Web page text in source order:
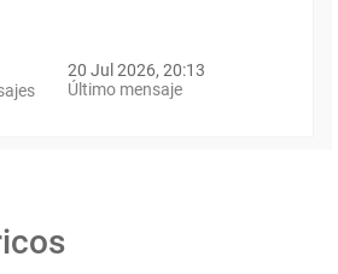
20 Jul 2026, 20:13
Último mensaje